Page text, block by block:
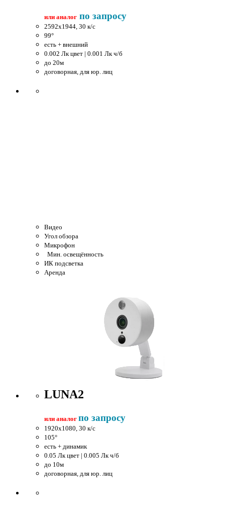
или аналог по запросу
2592x1944, 30 к/c
99°
есть + внешний
0.002 Лк цвет | 0.001 Лк ч/б
до 20м
договорная, для юр. лиц
Видео
Угол обзора
Микрофон
Мин. освещённость
ИК подсветка
Аренда
LUNA2
или аналог по запросу
1920x1080, 30 к/c
105°
есть + динамик
0.05 Лк цвет | 0.005 Лк ч/б
до 10м
договорная, для юр. лиц